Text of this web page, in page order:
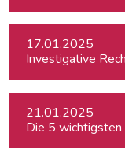
17.01.2025
Investigative
21.01.2025
Die 5 wichtigsten